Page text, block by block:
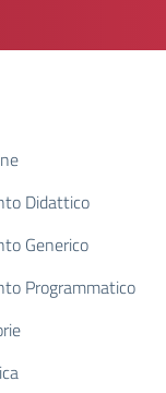
Didattico
Generico
Programmatico